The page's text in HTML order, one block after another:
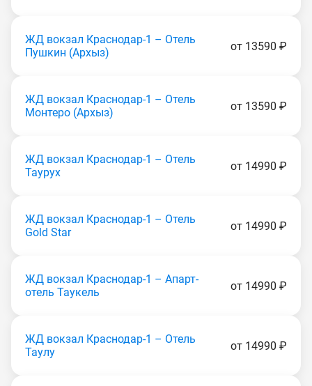
ЖД вокзал Краснодар-1 – Отель
Пушкин (Apxыз)
от 13590 ₽
ЖД вокзал Краснодар-1 – Отель
Монтеро (Apxыз)
от 13590 ₽
ЖД вокзал Краснодар-1 – Отель
Таурух
от 14990 ₽
ЖД вокзал Краснодар-1 – Отель
Gold Star
от 14990 ₽
ЖД вокзал Краснодар-1 – Апарт-
отель Таукель
от 14990 ₽
ЖД вокзал Краснодар-1 – Отель
Таулу
от 14990 ₽